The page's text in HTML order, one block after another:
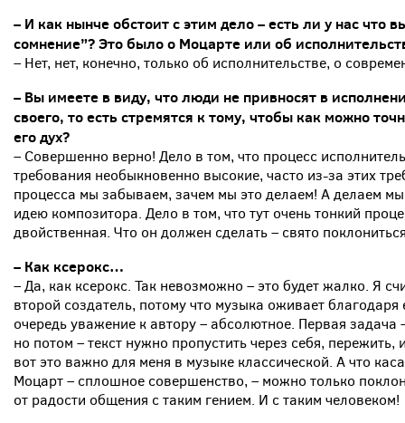
– И как нынче обстоит с этим дело – есть ли у нас что
сомнение”? Это было о Моцарте или об
– Нет, нет, конечно, только об исполнительстве, о
– Вы имеете в виду, что люди не привносят в
своего, то есть стремятся к тому, чтобы как можно
его дух?
– Совершенно верно! Дело в том, что процесс
требования необыкновенно высокие, часто из-за этих
процесса мы забываем, зачем мы это делаем! А делаем
идею композитора. Дело в том, что тут очень тонкий
двойственная. Что он должен сделать – свято
– Как ксерокс…
– Да, как ксерокс. Так невозможно – это будет жалко. Я
второй создатель, потому что музыка оживает
очередь уважение к автору – абсолютное. Первая задача
но потом – текст нужно пропустить через себя,
вот это важно для меня в музыке классической. А что
Моцарт – сплошное совершенство, – можно только
от радости общения с таким гением. И с таким человеком!